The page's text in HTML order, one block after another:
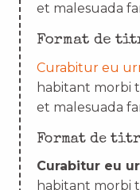
et malesuada
Format de
Curabitur eu
habitant morbi
et malesuada
Format de
Curabitur eu
habitant morbi